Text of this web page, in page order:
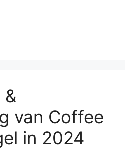
van Coffee
in 2024